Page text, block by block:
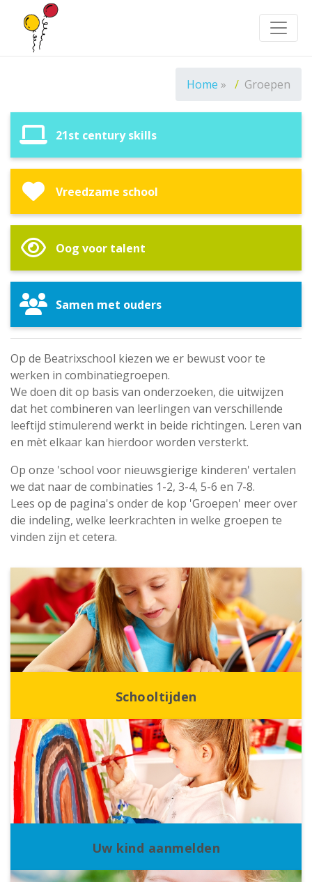
Home » Groepen
21st century skills
Vreedzame school
Oog voor talent
Samen met ouders
Op de Beatrixschool kiezen we er bewust voor te
werken in combinatiegroepen.
We doen dit op basis van onderzoeken, die uitwijzen
dat het combineren van leerlingen van verschillende
leeftijd stimulerend werkt in beide richtingen. Leren van
en mèt elkaar kan hierdoor worden versterkt.
Op onze 'school voor nieuwsgierige kinderen' vertalen
we dat naar de combinaties 1-2, 3-4, 5-6 en 7-8.
Lees op de pagina's onder de kop 'Groepen' meer over
die indeling, welke leerkrachten in welke groepen te
vinden zijn et cetera.
Schooltijden
Uw kind aanmelden